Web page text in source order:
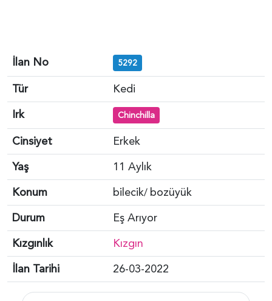
İlan No 5292
Tür
Kedi
Irk
Chinchilla
Cinsiyet
Erkek
Yaş
11 Aylık
Konum
bilecik/ bozüyük
Durum
Eş Arıyor
Kızgınlık
Kızgın
İlan Tarihi
26-03-2022